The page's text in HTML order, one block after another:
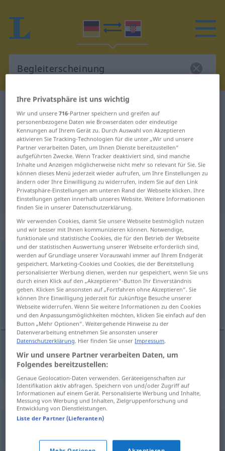
Deutsch-Kroatisch Wörterbuch
Begleiterscheinung
Deutsch-Kroatisch Übersetzung für
"Begleiterscheinung"
"Begleiterscheinung" Kroatisch
Übersetzung
„Begleiterscheinung“: Femininum
Begleiterscheinungf <Begleiterscheinung;-en>
Übersicht aller Übersetzungen
(Für mehr Details die Übersetzung anklicken/antippen)
popratna pojava
popratna pojava Begleiterscheinung
Synonyme für "Begleiterscheinung"
Ihre Privatsphäre ist uns wichtig
Wir und unsere716-Partner speichern und greifen auf
personenbezogene Daten wie Browserdaten oder eindeutige
Kennungen auf Ihrem Gerät zu. Durch Auswahl von Akzeptieren
aktivieren Sie Tracking-Technologien für die unter „Wir und unsere
Partner verarbeiten Daten, um Ihnen Dienste bereitzustellen“
aufgeführten Zwecke. Wenn Tracker deaktiviert sind, sind manche
Inhalte und Anzeigen möglicherweise nicht mehr so relevant für Sie. Sie
können dieses Menü jederzeit wieder aufrufen, um Ihre Einstellungen zu
ändern oder Ihre Einwilligung zu widerrufen, indem Sie auf den Link
Privatsphäre-Einstellungen am unteren Rand der Webseite klicken. Ihre
Einstellungen gelten innerhalb unseres Website. Weitere Informationen
finden Sie in unserer Datenschutzerklärung.
Wir verwenden Cookies, damit Sie unsere Webseite bestmöglich nutzen
und wir besser mit Ihnen kommunizieren können. Notwendige,
funktionale und statistische Cookies, die für den Betrieb der Webseite
und der statistischen Auswertung unserer Webseite erforderlich sind,
werden auf Grundlage unserer Vorauswahl immer auf Ihrem Endgerät
gespeichert. Marketing-Cookies und Cookies, die der Bereitstellung
personalisierter Werbung dienen, werden nur gespeichert, wenn Sie uns
durch einen Klick auf den „Akzeptieren“-Button Ihr Einverständnis
geben. Klicken Sie ansonsten auf „Fortfahren ohne Akzeptieren“. Sie
können Ihre Einwilligung jederzeit für zukünftige Besuche unserer
Webseite widerrufen. Wenn Sie weitere Informationen zu den Cookies
und den Anpassungsmöglichkeiten möchten, klicken Sie einfach auf den
Button „Mehr Optionen“. Weitergehende Hinweise zu der
Datenverarbeitung entnehmen Sie ansonsten unserer
Datenschutzerklärung. Hier finden Sie unserImpressum.
Wir und unsere Partner verarbeiten Daten, um
Folgendes bereitzustellen:
Genaue Geolocation-Daten verwenden. Geräteeigenschaften zur
Identifikation aktiv abfragen. Speichern von und/oder Zugriff auf
Informationen auf einem Gerät. Personalisierte Werbung und Inhalte,
Messung von Werbung und Inhalten, Zielgruppenforschung und
Entwicklung von Dienstleistungen.
Liste der Partner (Lieferanten)